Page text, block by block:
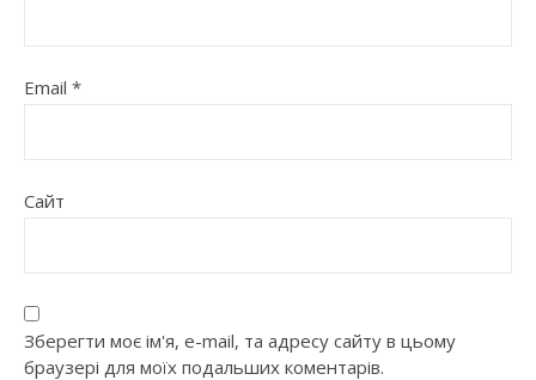
Email *
Сайт
Зберегти моє ім'я, e-mail, та адресу сайту в цьому
браузері для моїх подальших коментарів.